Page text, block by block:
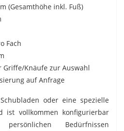
(Gesamthöhe inkl. Fuß)
Fach
Griffe/Knäufe zur Auswahl
auf Anfrage
oder eine spezielle
ist vollkommen konfigurierbar
Bedürfnissen